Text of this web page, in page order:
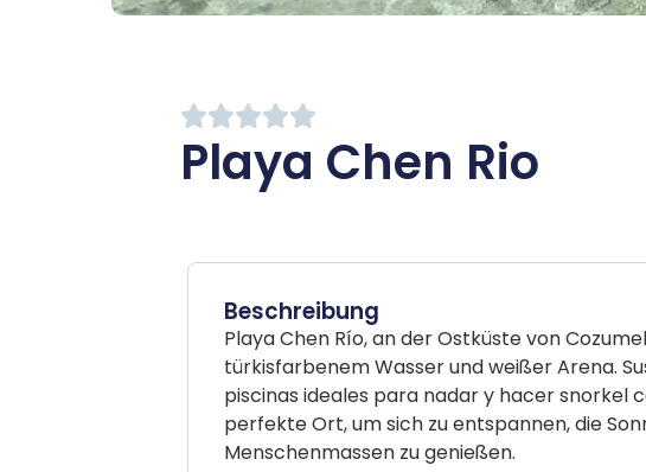
Playa Chen Rio
Beschreibung
Playa Chen Río, an der Ostküste von
türkisfarbenem Wasser und weißer Arena.
piscinas ideales para nadar y hacer snorkel
perfekte Ort, um sich zu entspannen, die
Menschenmassen zu genießen.